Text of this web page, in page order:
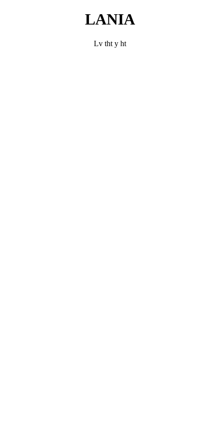
LANIA
Lv tht y ht